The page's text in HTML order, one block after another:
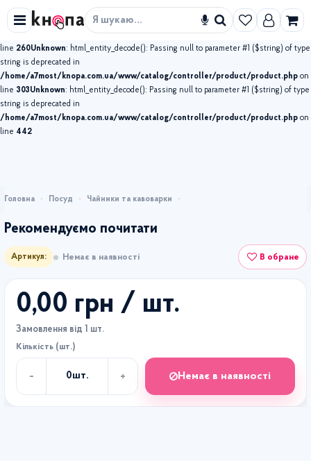
Unknown
: html_entity_decode(): Passing null to parameter #1 ($string) of type string is
deprecated in
/home/a7most/knopa.com.ua/www/catalog/controller/product/product.php
line 260Unknown: html_entity_decode(): Passing null to parameter #1 ($string) of type
string is deprecated in
/home/a7most/knopa.com.ua/www/catalog/controller/product/product.php on
line 303Unknown: html_entity_decode(): Passing null to parameter #1 ($string) of type
string is deprecated in
/home/a7most/knopa.com.ua/www/catalog/controller/product/product.php on
line 442
Знайти
Посуд Чайники та кавоварки
Рекомендуємо почитати
Артикул: Немає в наявності В обране
0,00 грн / шт.
Замовлення від 1 шт.
Кількість (шт.)
- 0шт. + Немає в наявності